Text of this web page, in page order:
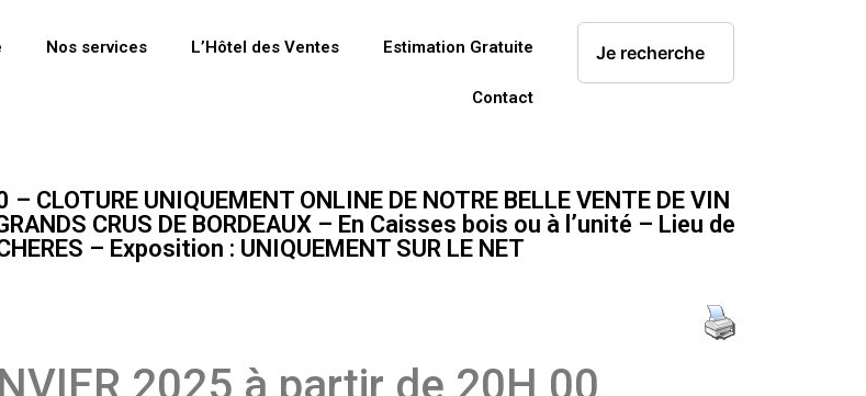
Nos services L’Hôtel des Ventes Estimation Gratuite
Contact
UNIQUEMENT ONLINE DE NOTRE BELLE VENTE DE VIN
CRUS DE BORDEAUX – En Caisses bois ou à l’unité – Lieu de
– Exposition : UNIQUEMENT SUR LE NET
2025 à partir de 20H 00